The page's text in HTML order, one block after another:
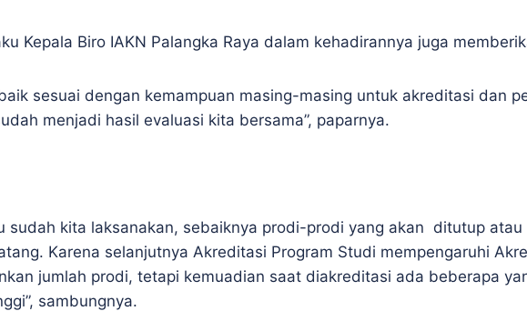
Kepala Biro IAKN Palangka Raya dalam kehadirannya juga
sesuai dengan kemampuan masing-masing untuk akreditasi dan
menjadi hasil evaluasi kita bersama”, paparnya.
sudah kita laksanakan, sebaiknya prodi-prodi yang akan ditutup
Karena selanjutnya Akreditasi Program Studi mempengaruhi
jumlah prodi, tetapi kemuadian saat diakreditasi ada beberapa
sambungnya.